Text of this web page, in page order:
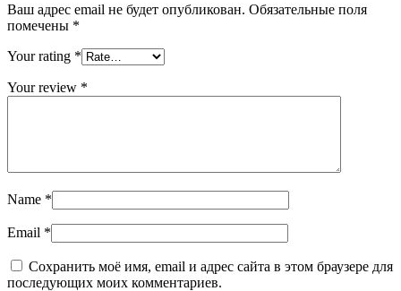
Ваш адрес email не будет опубликован. Обязательные поля
помечены *
Your rating *
Your review *
Name *
Email *
Сохранить моё имя, email и адрес сайта в этом браузере для
последующих моих комментариев.